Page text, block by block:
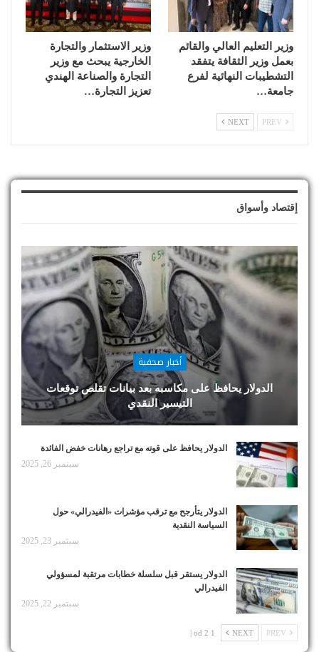
وزير التعليم العالي والقائم
بعمل وزير الثقافة يتفقد
التشطيبات النهائية لفرع
جامعة…
وزير الاستثمار والتجارة
الخارجية يبحث مع وزير
التجارة والصناعة الهندي
تعزيز التجارة…
NEXT
إقتصاد وأسواق
أخبار صحفية
الدولار يحافظ على مكاسبه بعد بيانات تقلص توقعات
التيسير النقدي
الدولار يحافظ على قوته مع تراجع رهانات خفض الفائدة
سبتمبر 26, 2025
الدولار يتأرجح مع ترقب مؤشرات «الفيدرالي» حول
السياسة النقدية
سبتمبر 23, 2025
الدولار يستقر قبل سلسلة خطابات مرتقبة لمسؤولي
الفيدرالي
سبتمبر 22, 2025
NEXT
1 od 2 |